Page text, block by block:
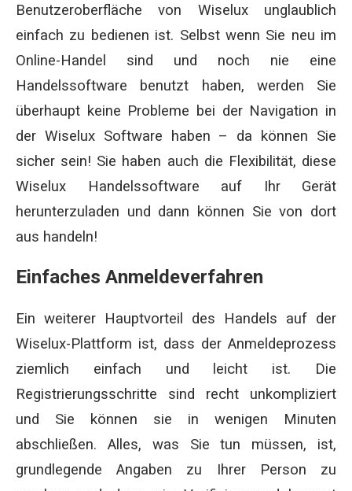
Benutzeroberfläche von Wiselux unglaublich
einfach zu bedienen ist. Selbst wenn Sie neu im
Online-Handel sind und noch nie eine
Handelssoftware benutzt haben, werden Sie
überhaupt keine Probleme bei der Navigation in
der Wiselux Software haben – da können Sie
sicher sein! Sie haben auch die Flexibilität, diese
Wiselux Handelssoftware auf Ihr Gerät
herunterzuladen und dann können Sie von dort
aus handeln!
Einfaches Anmeldeverfahren
Ein weiterer Hauptvorteil des Handels auf der
Wiselux-Plattform ist, dass der Anmeldeprozess
ziemlich einfach und leicht ist. Die
Registrierungsschritte sind recht unkompliziert
und Sie können sie in wenigen Minuten
abschließen. Alles, was Sie tun müssen, ist,
grundlegende Angaben zu Ihrer Person zu